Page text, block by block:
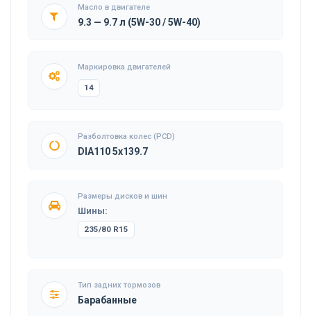
Масло в двигателе
9.3 — 9.7 л (5W-30 / 5W-40)
Маркировка двигателей
14
Разболтовка колес (PCD)
DIA110 5x139.7
Размеры дисков и шин
Шины:
235/80 R15
Тип задних тормозов
Барабанные